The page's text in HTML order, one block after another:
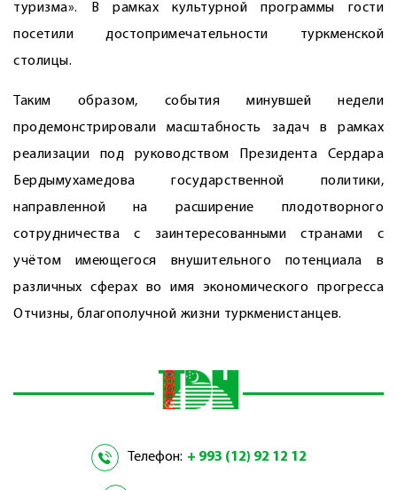
туризма». В рамках культурной программы гости
посетили достопримечательности туркменской
столицы.
Таким образом, события минувшей недели
продемонстрировали масштабность задач в рамках
реализации под руководством Президента Сердара
Бердымухамедова государственной политики,
направленной на расширение плодо­творного
сотрудничества с заинтересованными странами с
учётом имеющегося внушительного потенциала в
различных сферах во имя экономического прогресса
Отчизны, благополучной жизни туркменистанцев.
Телефон: + 993 (12) 92 12 12